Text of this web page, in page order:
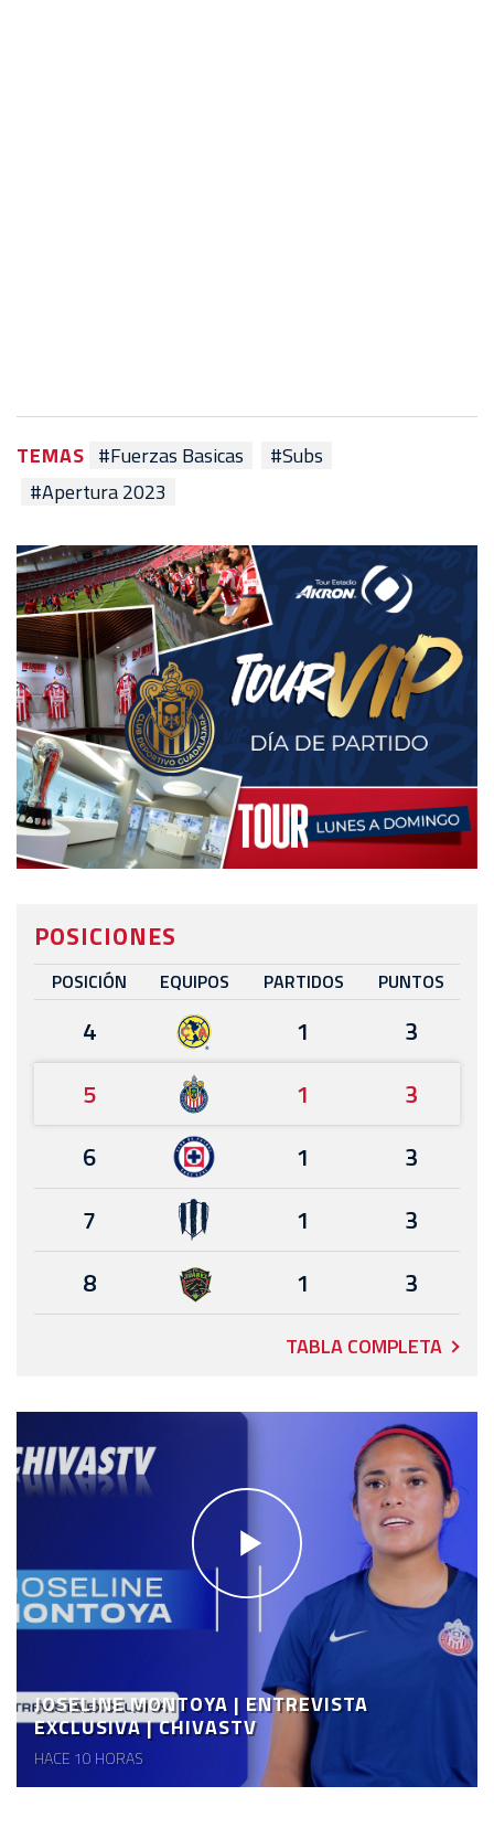
TEMAS #Fuerzas Basicas
#Subs
#Apertura 2023
POSICIONES
POSICIÓN EQUIPOS PARTIDOS PUNTOS
4 1
3
5
1
3
6
1
3
7
1
3
8
1 3
TABLA COMPLETA
JOSELINE MONTOYA | ENTREVISTA
EXCLUSIVA | CHIVASTV
HACE 10 HORAS